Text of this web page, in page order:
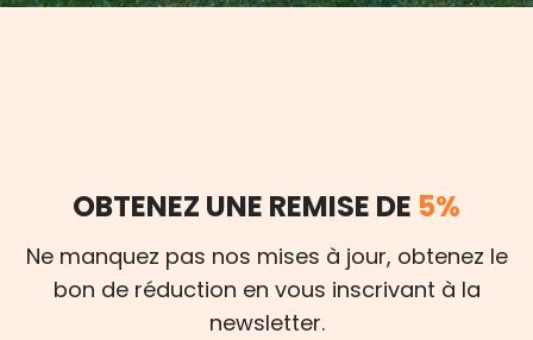
OBTENEZ UNE REMISE DE 5%
Ne manquez pas nos mises à jour, obtenez le
bon de réduction en vous inscrivant à la
newsletter.